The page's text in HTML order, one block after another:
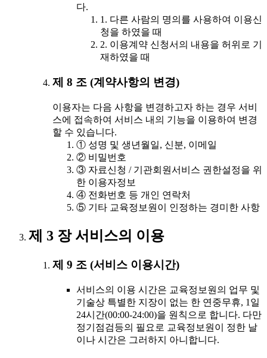
다.
1. 다른 사람의 명의를 사용하여 이용신
청을 하였을 때
2. 이용계약 신청서의 내용을 허위로 기
재하였을 때
제 8 조 (계약사항의 변경)
이용자는 다음 사항을 변경하고자 하는 경우 서비
스에 접속하여 서비스 내의 기능을 이용하여 변경
할 수 있습니다.
① 성명 및 생년월일, 신분, 이메일
② 비밀번호
③ 자료신청 / 기관회원서비스 권한설정을 위
한 이용자정보
④ 전화번호 등 개인 연락처
⑤ 기타 교육정보원이 인정하는 경미한 사항
제 3 장 서비스의 이용
제 9 조 (서비스 이용시간)
서비스의 이용 시간은 교육정보원의 업무 및
기술상 특별한 지장이 없는 한 연중무휴, 1일
24시간(00:00-24:00)을 원칙으로 합니다. 다만
정기점검등의 필요로 교육정보원이 정한 날
이나 시간은 그러하지 아니합니다.